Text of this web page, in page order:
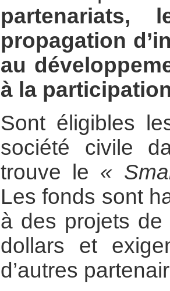
propagation
au
à la
Sont éligibles
société civile
trouve le «
Les fonds sont
à des projets
dollars et
d’autres